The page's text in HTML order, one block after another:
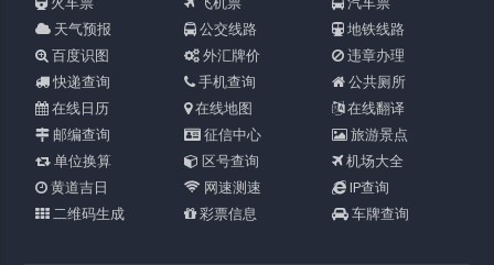
天气预报
公交线路
地铁线路
百度识图
外汇牌价
违章办理
快递查询
手机查询
公共厕所
在线日历
在线地图
在线翻译
邮编查询
征信中心
旅游景点
单位换算
区号查询
机场大全
黄道吉日
网速测速
IP查询
二维码生成
彩票信息 车牌查询